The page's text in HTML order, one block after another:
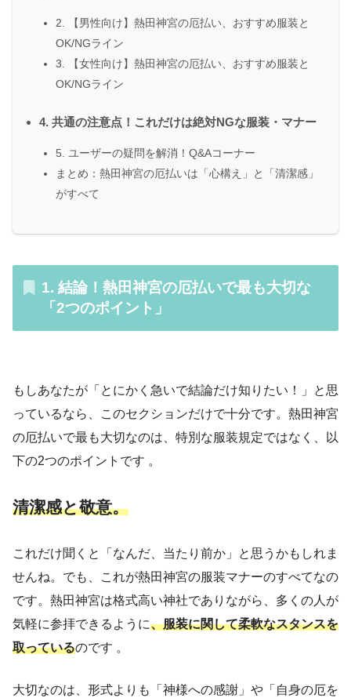
2. 【男性向け】熱田神宮の厄払い、おすすめ服装と
OK/NGライン
3. 【女性向け】熱田神宮の厄払い、おすすめ服装と
OK/NGライン
4. 共通の注意点！これだけは絶対NGな服装・マナー
5. ユーザーの疑問を解消！Q&Aコーナー
まとめ：熱田神宮の厄払いは「心構え」と「清潔感」
がすべて
1. 結論！熱田神宮の厄払いで最も大切な
「2つのポイント」
もしあなたが「とにかく急いで結論だけ知りたい！」と思
っているなら、このセクションだけで十分です。熱田神宮
の厄払いで最も大切なのは、特別な服装規定ではなく、以
下の2つのポイントです 。
清潔感と敬意。
これだけ聞くと「なんだ、当たり前か」と思うかもしれま
せんね。でも、これが熱田神宮の服装マナーのすべてなの
です。熱田神宮は格式高い神社でありながら、多くの人が
気軽に参拝できるように、服装に関して柔軟なスタンスを
取っているのです 。
大切なのは、形式よりも「神様への感謝」や「自身の厄を